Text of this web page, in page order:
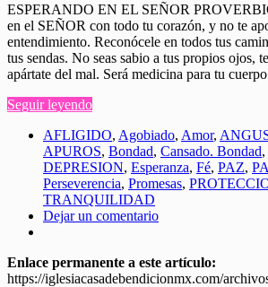
ESPERANDO EN EL SEÑOR
en el SEÑOR con todo tu corazón, y no te
entendimiento. Reconócele en todos tus
tus sendas. No seas sabio a tus propios ojos,
apártate del mal. Será medicina para tu
Seguir leyendo
AFLIGIDO, Agobiado, Amor,
APUROS, Bondad, Cansado. Bondad,
DEPRESION, Esperanza, Fé, PAZ,
Perseverencia, Promesas,
TRANQUILIDAD
Dejar un comentario
Enlace permanente a este artículo:
https://iglesiacasadebendicionmx.com/